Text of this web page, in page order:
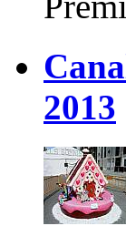
2013